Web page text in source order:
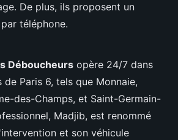
De plus, ils proposent un
téléphone.
Déboucheurs opère 24/7 dans
Paris 6, tels que Monnaie,
des-Champs, et Saint-Germain-
Madjib, est renommé
et son véhicule